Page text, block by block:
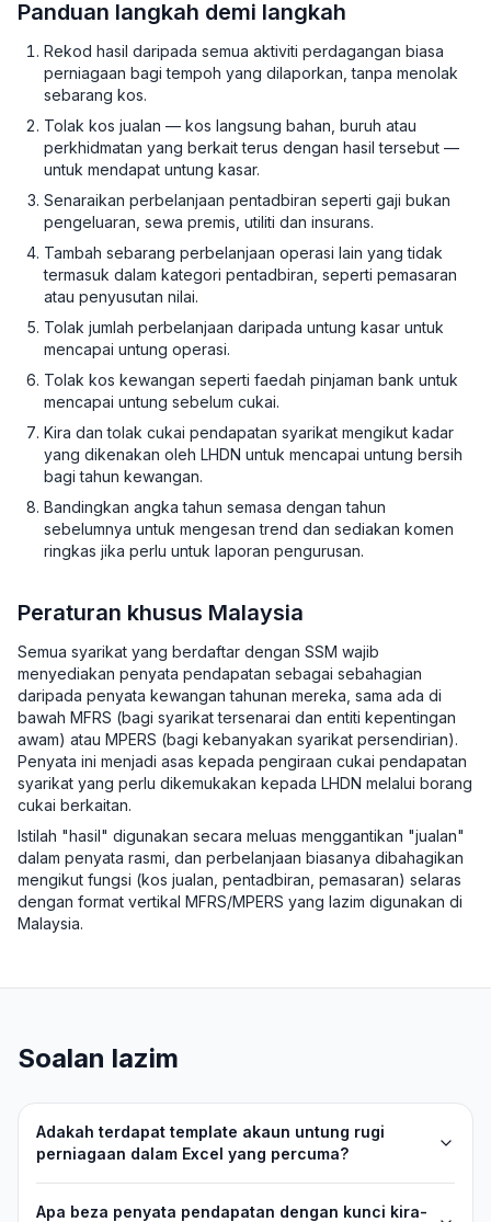
Panduan langkah demi langkah
Rekod hasil daripada semua aktiviti perdagangan biasa
perniagaan bagi tempoh yang dilaporkan, tanpa menolak
sebarang kos.
Tolak kos jualan — kos langsung bahan, buruh atau
perkhidmatan yang berkait terus dengan hasil tersebut —
untuk mendapat untung kasar.
Senaraikan perbelanjaan pentadbiran seperti gaji bukan
pengeluaran, sewa premis, utiliti dan insurans.
Tambah sebarang perbelanjaan operasi lain yang tidak
termasuk dalam kategori pentadbiran, seperti pemasaran
atau penyusutan nilai.
Tolak jumlah perbelanjaan daripada untung kasar untuk
mencapai untung operasi.
Tolak kos kewangan seperti faedah pinjaman bank untuk
mencapai untung sebelum cukai.
Kira dan tolak cukai pendapatan syarikat mengikut kadar
yang dikenakan oleh LHDN untuk mencapai untung bersih
bagi tahun kewangan.
Bandingkan angka tahun semasa dengan tahun
sebelumnya untuk mengesan trend dan sediakan komen
ringkas jika perlu untuk laporan pengurusan.
Peraturan khusus Malaysia
Semua syarikat yang berdaftar dengan SSM wajib
menyediakan penyata pendapatan sebagai sebahagian
daripada penyata kewangan tahunan mereka, sama ada di
bawah MFRS (bagi syarikat tersenarai dan entiti kepentingan
awam) atau MPERS (bagi kebanyakan syarikat persendirian).
Penyata ini menjadi asas kepada pengiraan cukai pendapatan
syarikat yang perlu dikemukakan kepada LHDN melalui borang
cukai berkaitan.
Istilah "hasil" digunakan secara meluas menggantikan "jualan"
dalam penyata rasmi, dan perbelanjaan biasanya dibahagikan
mengikut fungsi (kos jualan, pentadbiran, pemasaran) selaras
dengan format vertikal MFRS/MPERS yang lazim digunakan di
Malaysia.
Soalan lazim
Adakah terdapat template akaun untung rugi
perniagaan dalam Excel yang percuma?
Apa beza penyata pendapatan dengan kunci kira-